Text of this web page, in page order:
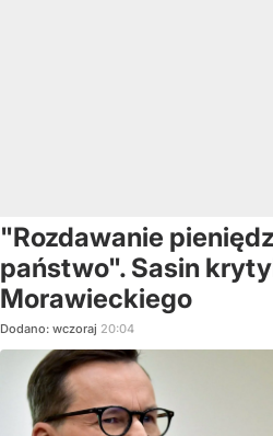
"Rozdawanie
państwo". Sasin
Morawieckiego
Dodano: wczoraj 20:04